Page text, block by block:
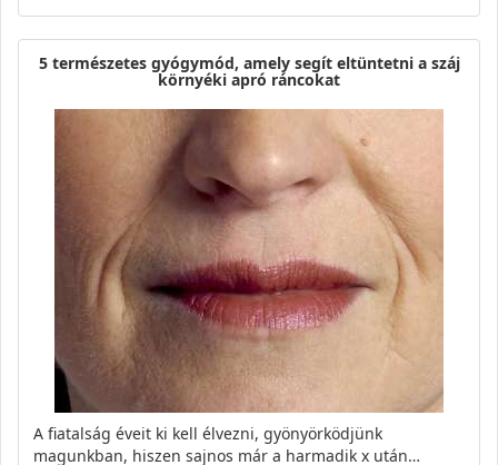
5 természetes gyógymód, amely segít eltüntetni a száj
környéki apró ráncokat
A fiatalság éveit ki kell élvezni, gyönyörködjünk
magunkban, hiszen sajnos már a harmadik x után…